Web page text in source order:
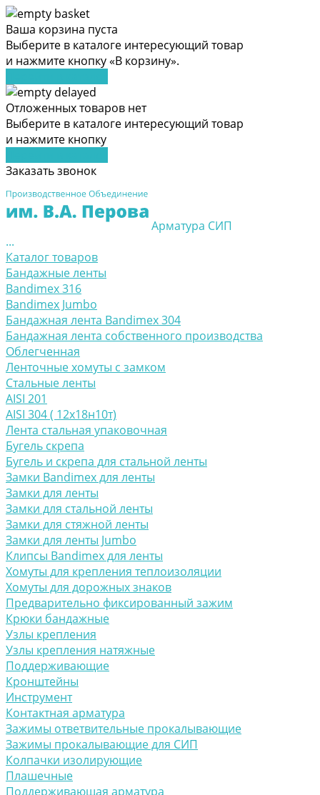
Ваша корзина пуста
Выберите в каталоге интересующий товар
и нажмите кнопку «В корзину».
Отложенных товаров нет
Выберите в каталоге интересующий товар
и нажмите кнопку
Заказать звонок
Арматура СИП
...
Каталог товаров
Бандажные ленты
Bandimex 316
Bandimex Jumbo
Бандажная лента Bandimex 304
Бандажная лента собственного производства
Облегченная
Ленточные хомуты с замком
Стальные ленты
AISI 201
AISI 304 ( 12х18н10т)
Лента стальная упаковочная
Бугель скрепа
Бугель и скрепа для стальной ленты
Замки Bandimex для ленты
Замки для ленты
Замки для стальной ленты
Замки для стяжной ленты
Замки для ленты Jumbo
Клипсы Bandimex для ленты
Хомуты для крепления теплоизоляции
Хомуты для дорожных знаков
Предварительно фиксированный зажим
Крюки бандажные
Узлы крепления
Узлы крепления натяжные
Поддерживающие
Кронштейны
Инструмент
Контактная арматура
Зажимы ответвительные прокалывающие
Зажимы прокалывающие для СИП
Колпачки изолирующие
Плашечные
Поддерживающая арматура